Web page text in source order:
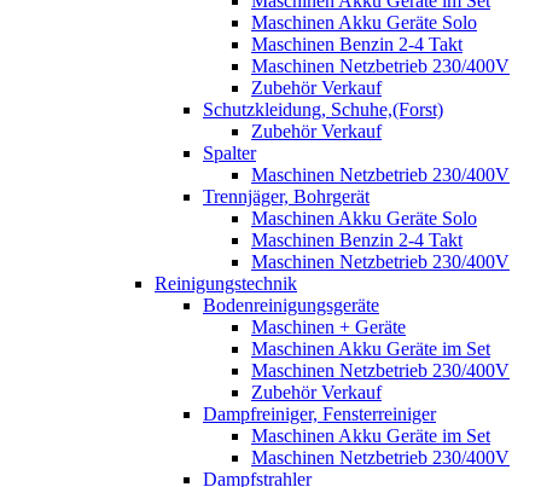
Maschinen Akku Geräte Solo
Maschinen Benzin 2-4 Takt
Maschinen Netzbetrieb 230/400V
Zubehör Verkauf
Schutzkleidung, Schuhe,(Forst)
Zubehör Verkauf
Spalter
Maschinen Netzbetrieb 230/400V
Trennjäger, Bohrgerät
Maschinen Akku Geräte Solo
Maschinen Benzin 2-4 Takt
Maschinen Netzbetrieb 230/400V
Reinigungstechnik
Bodenreinigungsgeräte
Maschinen + Geräte
Maschinen Akku Geräte im Set
Maschinen Netzbetrieb 230/400V
Zubehör Verkauf
Dampfreiniger, Fensterreiniger
Maschinen Akku Geräte im Set
Maschinen Netzbetrieb 230/400V
Dampfstrahler